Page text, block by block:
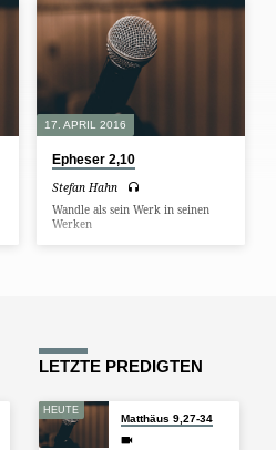
17. APRIL 2016
Epheser 2,10
Stefan Hahn
Wandle als sein Werk in seinen
Werken
LETZTE PREDIGTEN
HEUTE
Matthäus 9,27-34